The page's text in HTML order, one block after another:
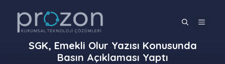
MENÜ
SGK, Emekli Olur Yazısı Konusunda
Basın Açıklaması Yaptı